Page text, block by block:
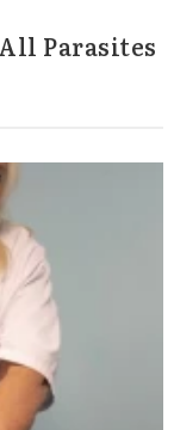
Parasites